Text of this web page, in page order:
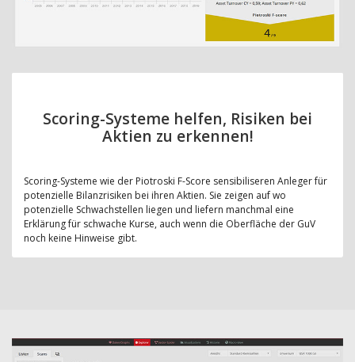
Scoring-Systeme helfen, Risiken bei
Aktien zu erkennen!
Scoring-Systeme wie der Piotroski F-Score sensibiliseren Anleger für
potenzielle Bilanzrisiken bei ihren Aktien. Sie zeigen auf wo
potenzielle Schwachstellen liegen und liefern manchmal eine
Erklärung für schwache Kurse, auch wenn die Oberfläche der GuV
noch keine Hinweise gibt.